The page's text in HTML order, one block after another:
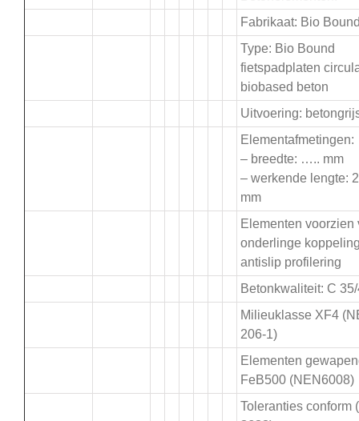
Fabrikaat: Bio
Type: Bio Bound
fietspadplaten
biobased beton
Uitvoering:
Elementafmetingen:
– breedte: ….. mm
– werkende lengte:
mm
Elementen voorzien
onderlinge
antislip profilering
Betonkwaliteit: C
Milieuklasse XF4
206-1)
Elementen
FeB500 (NEN6008)
Toleranties conform